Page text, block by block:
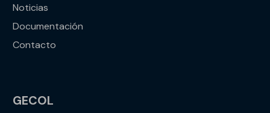
Noticias
Documentación
Contacto
GECOL